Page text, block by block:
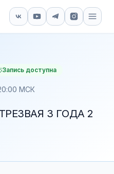
Запись доступна
МСК
3 ГОДА 2